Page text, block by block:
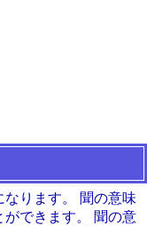
なります。 聞の意味
できます。 聞の意